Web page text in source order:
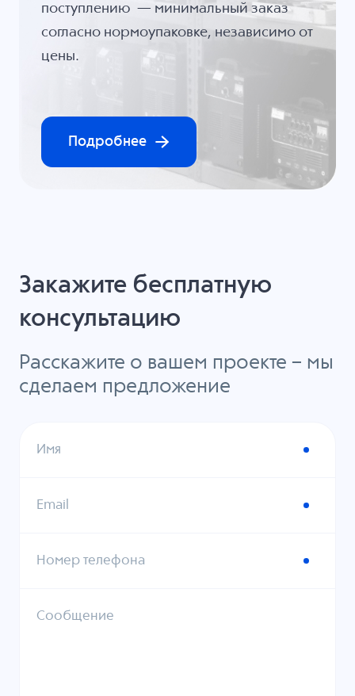
поступлению — минимальный заказ
согласно нормоупаковке, независимо от
цены.
Подробнее
Закажите бесплатную
консультацию
Расскажите о вашем проекте – мы
сделаем предложение
Имя
Email
Номер телефона
Сообщение